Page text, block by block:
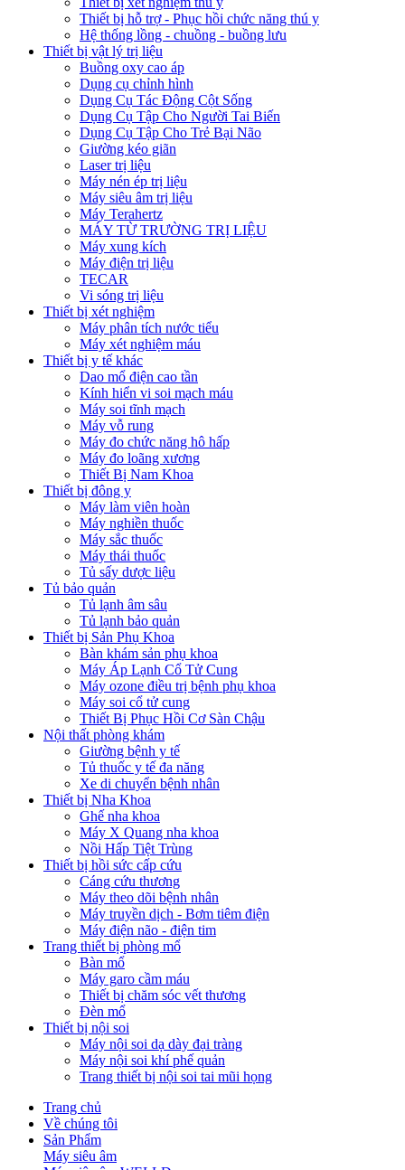
Thiết bị hỗ trợ - Phục hồi chức năng thú y
Hệ thống lồng - chuồng - buồng lưu
Thiết bị vật lý trị liệu
Buồng oxy cao áp
Dụng cụ chỉnh hình
Dụng Cụ Tác Động Cột Sống
Dụng Cụ Tập Cho Người Tai Biến
Dụng Cụ Tập Cho Trẻ Bại Não
Giường kéo giãn
Laser trị liệu
Máy nén ép trị liệu
Máy siêu âm trị liệu
Máy Terahertz
MÁY TỪ TRƯỜNG TRỊ LIỆU
Máy xung kích
Máy điện trị liệu
TECAR
Vi sóng trị liệu
Thiết bị xét nghiệm
Máy phân tích nước tiểu
Máy xét nghiệm máu
Thiết bị y tế khác
Dao mổ điện cao tần
Kính hiển vi soi mạch máu
Máy soi tĩnh mạch
Máy vỗ rung
Máy đo chức năng hô hấp
Máy đo loãng xương
Thiết Bị Nam Khoa
Thiết bị đông y
Máy làm viên hoàn
Máy nghiền thuốc
Máy sắc thuốc
Máy thái thuốc
Tủ sấy dược liệu
Tủ bảo quản
Tủ lạnh âm sâu
Tủ lạnh bảo quản
Thiết bị Sản Phụ Khoa
Bàn khám sản phụ khoa
Máy Áp Lạnh Cổ Tử Cung
Máy ozone điều trị bệnh phụ khoa
Máy soi cổ tử cung
Thiết Bị Phục Hồi Cơ Sàn Chậu
Nội thất phòng khám
Giường bệnh y tế
Tủ thuốc y tế đa năng
Xe di chuyển bệnh nhân
Thiết bị Nha Khoa
Ghế nha khoa
Máy X Quang nha khoa
Nồi Hấp Tiệt Trùng
Thiết bị hồi sức cấp cứu
Cáng cứu thương
Máy theo dõi bệnh nhân
Máy truyền dịch - Bơm tiêm điện
Máy điện não - điện tim
Trang thiết bị phòng mổ
Bàn mổ
Máy garo cầm máu
Thiết bị chăm sóc vết thương
Đèn mổ
Thiết bị nội soi
Máy nội soi dạ dày đại tràng
Máy nội soi khí phế quản
Trang thiết bị nội soi tai mũi họng
Trang chủ
Về chúng tôi
Sản Phẩm
Máy siêu âm